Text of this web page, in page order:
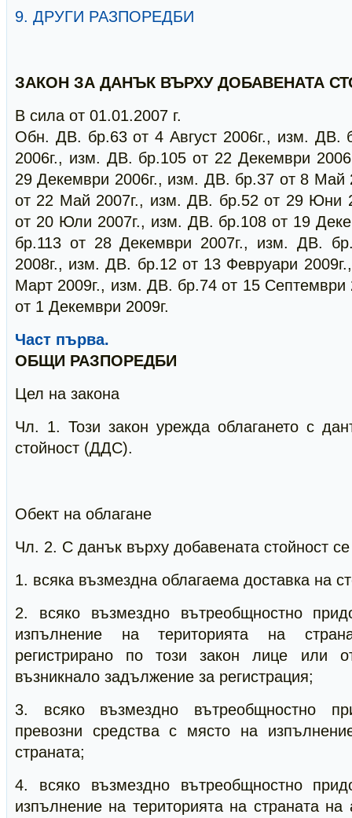
9. ДРУГИ РАЗПОРЕДБИ
ЗАКОН ЗА ДАНЪК ВЪРХУ ДОБАВЕНАТА
В сила от 01.01.2007 г.
Обн. ДВ. бр.63 от 4 Август 2006г., изм. ДВ.
2006г., изм. ДВ. бр.105 от 22 Декември
29 Декември 2006г., изм. ДВ. бр.37 от 8 Май
от 22 Май 2007г., изм. ДВ. бр.52 от 29 Юни
от 20 Юли 2007г., изм. ДВ. бр.108 от 19
бр.113 от 28 Декември 2007г., изм. ДВ.
2008г., изм. ДВ. бр.12 от 13 Февруари
Март 2009г., изм. ДВ. бр.74 от 15 Септември
от 1 Декември 2009г.
Част първа.
ОБЩИ РАЗПОРЕДБИ
Цел на закона
Чл. 1. Този закон урежда облагането с
стойност (ДДС).
Обект на облагане
Чл. 2. С данък върху добавената стойност се
1. всяка възмездна облагаема доставка на
2. всяко възмездно вътреобщностно
изпълнение на територията на
регистрирано по този закон лице или
възникнало задължение за регистрация;
3. всяко възмездно вътреобщностно
превозни средства с място на
страната;
4. всяко възмездно вътреобщностно
изпълнение на територията на страната на